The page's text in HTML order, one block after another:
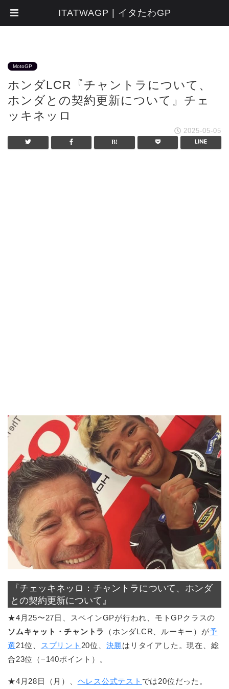
MotoGP
ホンダLCR『チャントラについて、
ホンダとの契約更新について』チェ
ッキネッロ
2025-05-05
『チェッキネッロ：チャントラについて、ホンダ
との契約更新について』
★4月25〜27日、スペインGPが行われ、モトGPクラスの
ソムキャット・チャントラ
（ホンダLCR、ルーキー）が予
選21位、 スプリント 20位、 決勝はリタイアした。現在、総
合23位（−140ポイント）。
★4月28日（月）、 ヘレス公式テスト では20位だった。
ITATWAGP | イタたわGP